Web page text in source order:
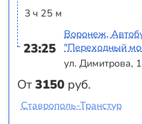
3 ч 25 м
23:25
От3150 руб.
Воронеж,
"Переходный
ул. Димитрова,
Ставрополь-Транстур